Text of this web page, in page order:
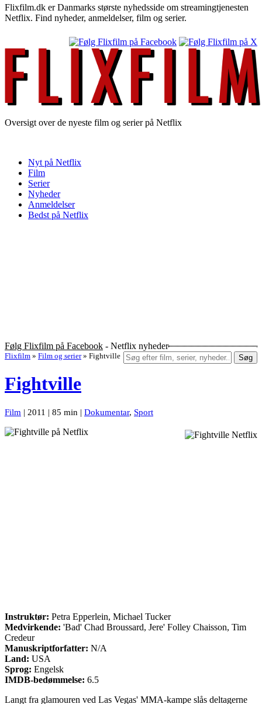
Flixfilm.dk er Danmarks største nyhedsside om streamingtjenesten
Netflix. Find nyheder, anmeldelser, film og serier.
Oversigt over de nyeste film og serier på Netflix
Nyt på Netflix
Film
Serier
Nyheder
Anmeldelser
Bedst på Netflix
Følg Flixfilm på Facebook - Netflix nyheder
Søg
Flixfilm » Film og serier » Fightville
Fightville
Film | 2011 | 85 min | Dokumentar, Sport
Instruktør: Petra Epperlein, Michael Tucker
Medvirkende: 'Bad' Chad Broussard, Jere' Folley Chaisson, Tim
Credeur
Manuskriptforfatter: N/A
Land: USA
Sprog: Engelsk
IMDB-bedømmelse: 6.5
Langt fra glamouren ved Las Vegas' MMA-kampe slås deltagerne